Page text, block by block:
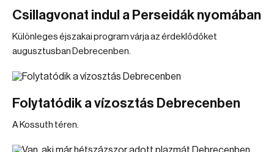
Csillagvonat indul a Perseidák nyomában
Különleges éjszakai program várja az érdeklődőket
augusztusban Debrecenben.
Folytatódik a vízosztás Debrecenben
A Kossuth téren.